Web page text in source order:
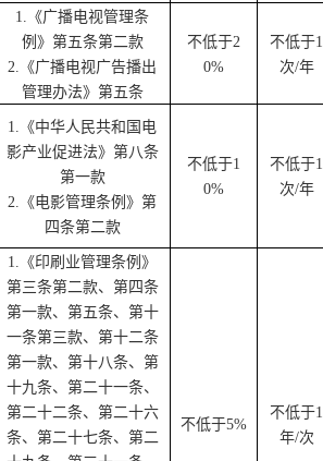
1. 《广播电视管理条
例》第五条第二款
2. 《广播电视广告播出
管理办法》第五条
不低于2
0%
不低于1
次/年
1. 《中华人民共和国电
影产业促进法》第八条
第一款
2. 《电影管理条例》第
四条第二款
不低于1
0%
不低于1
次/年
1. 《印刷业管理条例》
第三条第二款、第四条
第一款、第五条、第十
一条第三款、第十二条
第一款、第十八条、第
十九条、第二十一条、
第二十二条、第二十六
条、第二十七条、第二
不低于5%
不低于1
年/次